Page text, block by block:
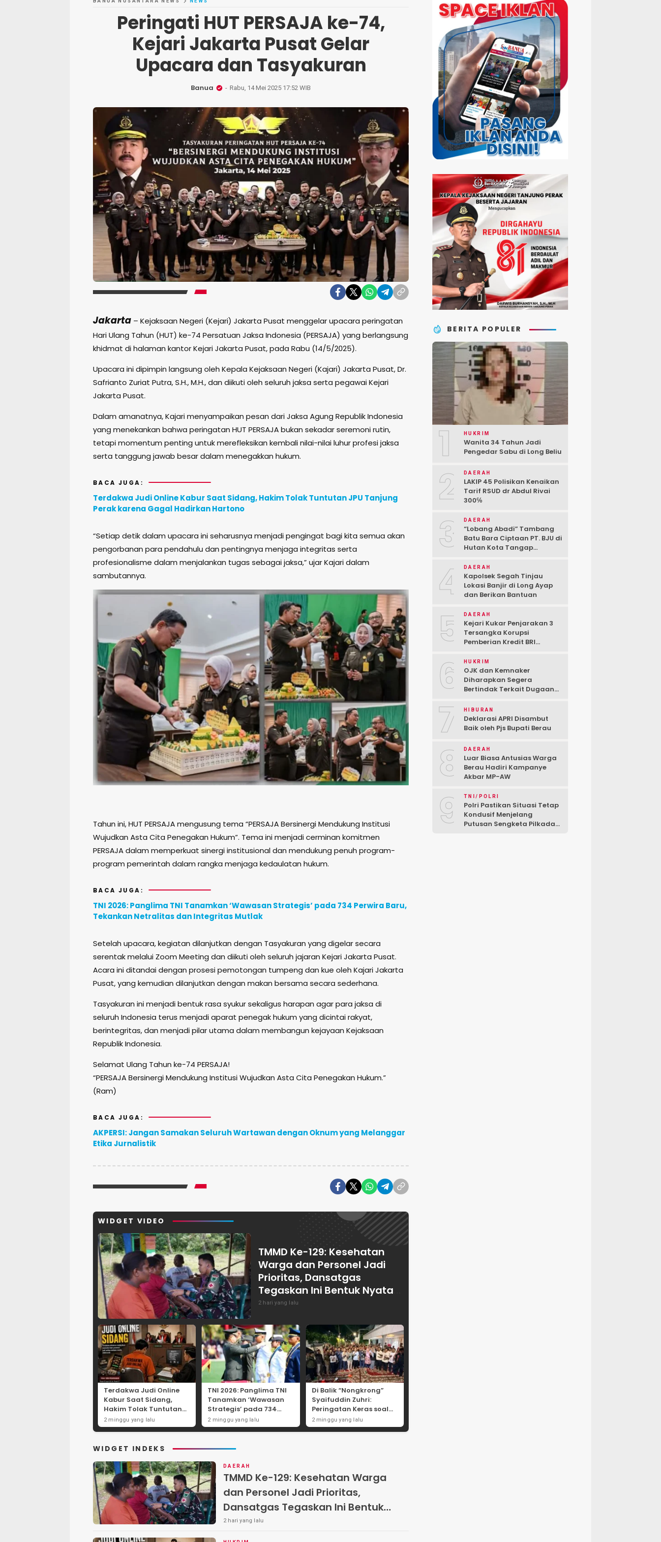
Peringati HUT PERSAJA ke-74,
Kejari Jakarta Pusat Gelar
Upacara dan Tasyakuran
Banua Rabu, 14 Mei 2025 17:52 WIB
Jakarta – Kejaksaan Negeri (Kejari) Jakarta Pusat menggelar upacara peringatan
Hari Ulang Tahun (HUT) ke-74 Persatuan Jaksa Indonesia (PERSAJA) yang berlangsung
khidmat di halaman kantor Kejari Jakarta Pusat, pada Rabu (14/5/2025).
Upacara ini dipimpin langsung oleh Kepala Kejaksaan Negeri (Kajari) Jakarta Pusat, Dr.
Safrianto Zuriat Putra, S.H., M.H., dan diikuti oleh seluruh jaksa serta pegawai Kejari
Jakarta Pusat.
Dalam amanatnya, Kajari menyampaikan pesan dari Jaksa Agung Republik Indonesia
yang menekankan bahwa peringatan HUT PERSAJA bukan sekadar seremoni rutin,
tetapi momentum penting untuk merefleksikan kembali nilai-nilai luhur profesi jaksa
serta tanggung jawab besar dalam menegakkan hukum.
BACA JUGA:
Terdakwa Judi Online Kabur Saat Sidang, Hakim Tolak Tuntutan JPU Tanjung
Perak karena Gagal Hadirkan Hartono
“Setiap detik dalam upacara ini seharusnya menjadi pengingat bagi kita semua akan
pengorbanan para pendahulu dan pentingnya menjaga integritas serta
profesionalisme dalam menjalankan tugas sebagai jaksa,” ujar Kajari dalam
sambutannya.
Tahun ini, HUT PERSAJA mengusung tema “PERSAJA Bersinergi Mendukung Institusi
Wujudkan Asta Cita Penegakan Hukum”. Tema ini menjadi cerminan komitmen
PERSAJA dalam memperkuat sinergi institusional dan mendukung penuh program-
program pemerintah dalam rangka menjaga kedaulatan hukum.
BACA JUGA:
TNI 2026: Panglima TNI Tanamkan ‘Wawasan Strategis’ pada 734 Perwira Baru,
Tekankan Netralitas dan Integritas Mutlak
Setelah upacara, kegiatan dilanjutkan dengan Tasyakuran yang digelar secara
serentak melalui Zoom Meeting dan diikuti oleh seluruh jajaran Kejari Jakarta Pusat.
Acara ini ditandai dengan prosesi pemotongan tumpeng dan kue oleh Kajari Jakarta
Pusat, yang kemudian dilanjutkan dengan makan bersama secara sederhana.
Tasyakuran ini menjadi bentuk rasa syukur sekaligus harapan agar para jaksa di
seluruh Indonesia terus menjadi aparat penegak hukum yang dicintai rakyat,
berintegritas, dan menjadi pilar utama dalam membangun kejayaan Kejaksaan
Republik Indonesia.
Selamat Ulang Tahun ke-74 PERSAJA!
“PERSAJA Bersinergi Mendukung Institusi Wujudkan Asta Cita Penegakan Hukum.”
(Ram)
BACA JUGA:
AKPERSI: Jangan Samakan Seluruh Wartawan dengan Oknum yang Melanggar
Etika Jurnalistik
WIDGET VIDEO
TMMD Ke-129: Kesehatan
Warga dan Personel Jadi
Prioritas, Dansatgas
Tegaskan Ini Bentuk Nyata
Kemanunggalan
2 hari yang lalu
Terdakwa Judi Online
Kabur Saat Sidang,
Hakim Tolak Tuntutan
JPU Tanjung Perak
karena Gagal Hadirkan
2 minggu yang lalu
TNI 2026: Panglima TNI
Tanamkan ‘Wawasan
Strategis’ pada 734
Perwira Baru, Tekankan
Netralitas dan
2 minggu yang lalu
Di Balik “Nongkrong”
Syaifuddin Zuhri:
Peringatan Keras soal
Pungli Administrasi dan
Batas Tegas Iuran
2 minggu yang lalu
WIDGET INDEKS
DAERAH
TMMD Ke-129: Kesehatan Warga
dan Personel Jadi Prioritas,
Dansatgas Tegaskan Ini Bentuk
Nyata Kemanunggalan
2 hari yang lalu
BERITA POPULER
1 HUKRIM
Wanita 34 Tahun Jadi
Pengedar Sabu di Long Beliu
2 DAERAH
LAKIP 45 Polisikan Kenaikan
Tarif RSUD dr Abdul Rivai
300℅
3 DAERAH
“Lobang Abadi” Tambang
Batu Bara Ciptaan PT. BJU di
Hutan Kota Tangap
4 DAERAH
Kapolsek Segah Tinjau
Lokasi Banjir di Long Ayap
dan Berikan Bantuan
5 DAERAH
Kejari Kukar Penjarakan 3
Tersangka Korupsi
Pemberian Kredit BRI
6 HUKRIM
OJK dan Kemnaker
Diharapkan Segera
Bertindak Terkait Dugaan
Sesuka Hati
7 HIBURAN
Deklarasi APRI Disambut
Baik oleh Pjs Bupati Berau
8 DAERAH
Luar Biasa Antusias Warga
Berau Hadiri Kampanye
Akbar MP-AW
9 TNI/POLRI
Polri Pastikan Situasi Tetap
Kondusif Menjelang
Putusan Sengketa Pilkada